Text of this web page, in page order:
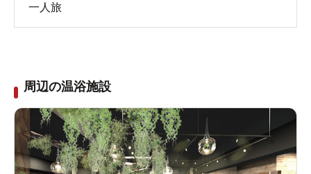
一人旅
周辺の温浴施設